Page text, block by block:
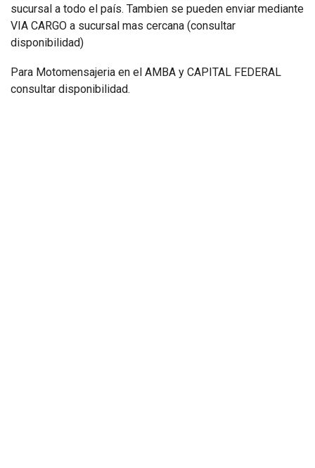
sucursal a todo el país. Tambien se pueden enviar mediante
VIA CARGO a sucursal mas cercana (consultar
disponibilidad)
Para Motomensajeria en el AMBA y CAPITAL FEDERAL
consultar disponibilidad.